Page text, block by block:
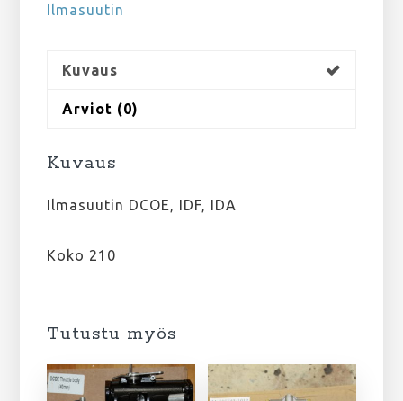
Ilmasuutin
Kuvaus
Arviot (0)
Kuvaus
Ilmasuutin DCOE, IDF, IDA
Koko 210
Tutustu myös